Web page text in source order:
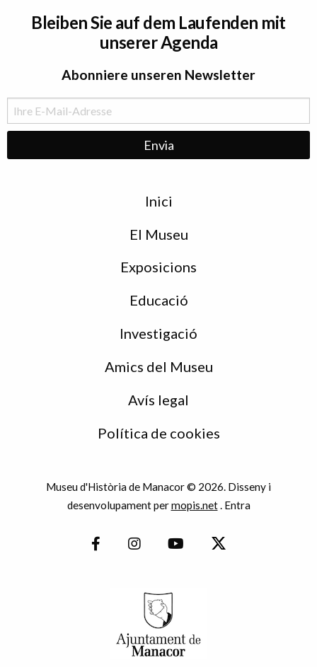
Bleiben Sie auf dem Laufenden mit
unserer Agenda
Abonniere unseren Newsletter
Inici
El Museu
Exposicions
Educació
Investigació
Amics del Museu
Avís legal
Política de cookies
Museu d'Història de Manacor © 2026. Disseny i
desenvolupament permopis.net Entra